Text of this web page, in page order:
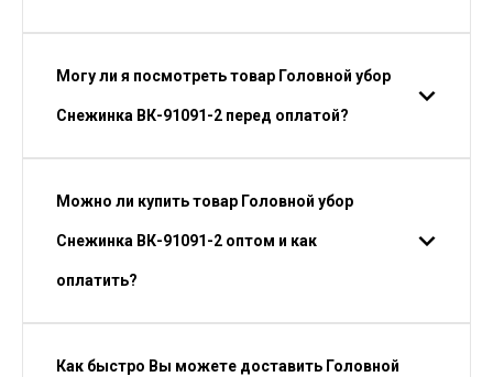
Могу ли я посмотреть товар Головной убор
Снежинка ВК-91091-2 перед оплатой?
Можно ли купить товар Головной убор
Снежинка ВК-91091-2 оптом и как
оплатить?
Как быстро Вы можете доставить Головной